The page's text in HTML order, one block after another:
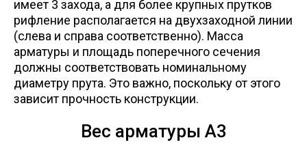
имеет 3 захода, а для более крупных прутков
рифление располагается на двухзаходной линии
(слева и справа соответственно). Масса
арматуры и площадь поперечного сечения
должны соответствовать номинальному
диаметру прута. Это важно, поскольку от этого
зависит прочность конструкции.
Вес арматуры А3